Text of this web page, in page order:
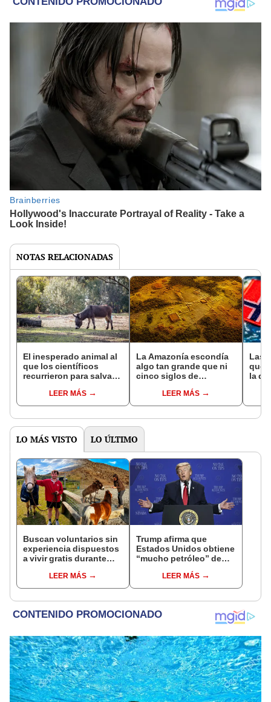
NOTAS RELACIONADAS
El inesperado animal al
que los científicos
recurrieron para salvar
reintroducción de un
asno salvaje está
en un paisaje con más
vida
LEER MÁS
La Amazonía escondía
algo tan grande que ni
cinco siglos de
encontrarlo: el hallazgo
podría cambiar todo lo
pasado
LEER MÁS
Las
que
la de
LO MÁS VISTO LO ÚLTIMO
Buscan voluntarios sin
experiencia dispuestos
a vivir gratis durante
cuidar caballos, burros
y otros animales
LEER MÁS
Trump afirma que
Estados Unidos obtiene
“mucho petróleo” de
de Nicolás Maduro
LEER MÁS